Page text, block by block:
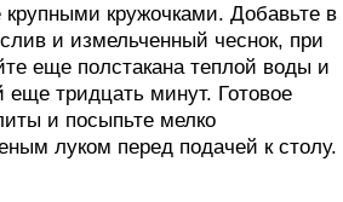
крупными кружочками. Добавьте в
и измельченный чеснок, при
еще полстакана теплой воды и
тридцать минут. Готовое
и посыпьте мелко
луком перед подачей к столу.